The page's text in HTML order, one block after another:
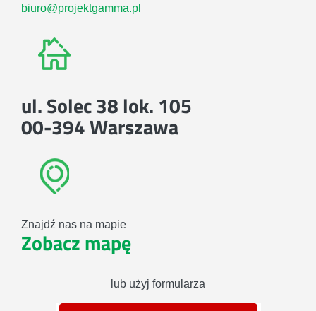
biuro@projektgamma.pl
ul. Solec 38 lok. 105
00-394 Warszawa
Znajdź nas na mapie
Zobacz mapę
lub użyj formularza